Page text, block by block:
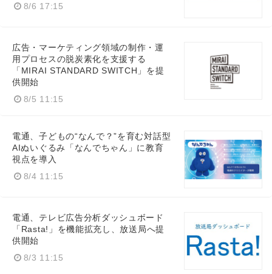
8/6 17:15
広告・マーケティング領域の制作・運
用プロセスの脱炭素化を支援する
「MIRAI STANDARD SWITCH」を提
供開始
8/5 11:15
電通、子どもの“なんで？”を育む対話型
AIぬいぐるみ「なんでちゃん」に教育
視点を導入
8/4 11:15
電通、テレビ広告分析ダッシュボード
「Rasta!」を機能拡充し、放送局へ提
供開始
8/3 11:15